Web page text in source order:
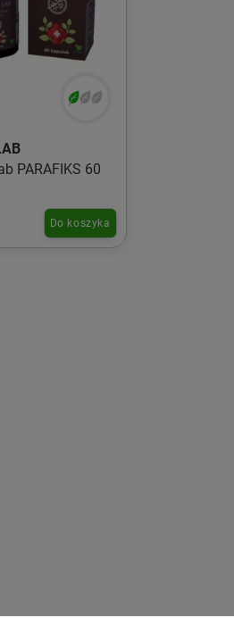
PARAFIKS 60
Do koszyka